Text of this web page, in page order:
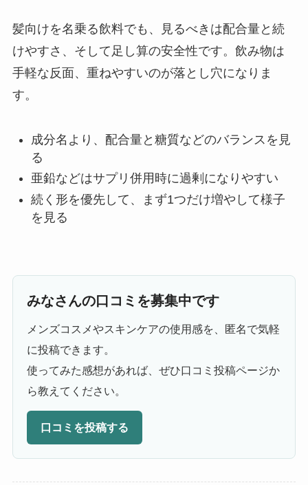
髪向けを名乗る飲料でも、見るべきは配合量と続
けやすさ、そして足し算の安全性です。飲み物は
手軽な反面、重ねやすいのが落とし穴になりま
す。
成分名より、配合量と糖質などのバランスを見
る
亜鉛などはサプリ併用時に過剰になりやすい
続く形を優先して、まず1つだけ増やして様子
を見る
みなさんの口コミを募集中です
メンズコスメやスキンケアの使用感を、匿名で気軽
に投稿できます。
使ってみた感想があれば、ぜひ口コミ投稿ページか
ら教えてください。
口コミを投稿する